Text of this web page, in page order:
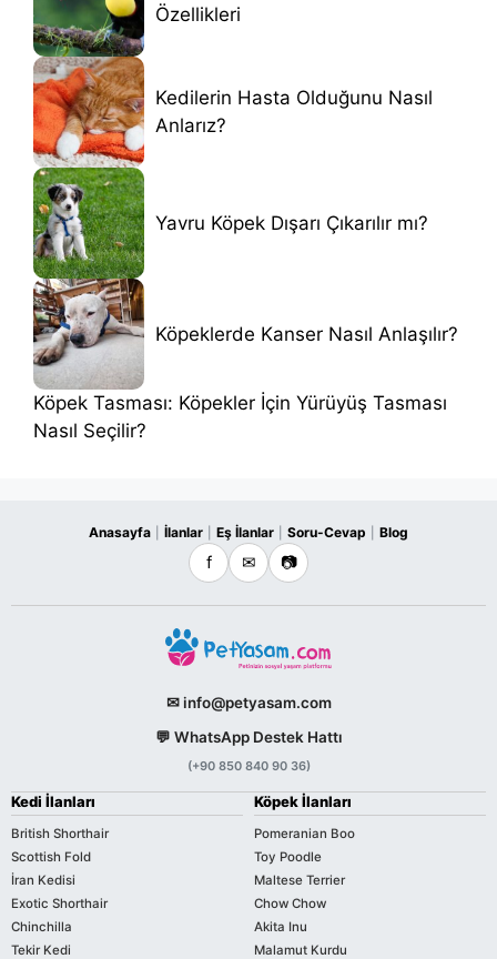
Özellikleri
Kedilerin Hasta Olduğunu Nasıl
Anlarız?
Yavru Köpek Dışarı Çıkarılır mı?
Köpeklerde Kanser Nasıl Anlaşılır?
Köpek Tasması: Köpekler İçin Yürüyüş Tasması
Nasıl Seçilir?
Anasayfa İlanlar Eş İlanlar Soru-Cevap Blog
f ✉ 📷
✉ info@petyasam.com
💬 WhatsApp Destek Hattı
(+90 850 840 90 36)
Kedi İlanları
British Shorthair
Scottish Fold
İran Kedisi
Exotic Shorthair
Chinchilla
Tekir Kedi
Köpek İlanları
Pomeranian Boo
Toy Poodle
Maltese Terrier
Chow Chow
Akita Inu
Malamut Kurdu